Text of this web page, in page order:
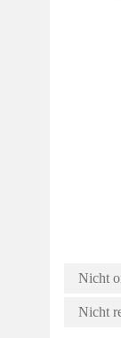
Nicht
Nicht